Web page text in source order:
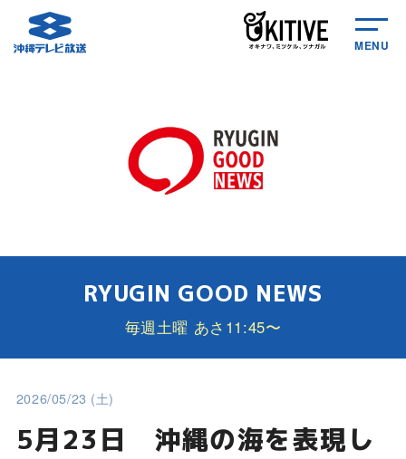
MENU
RYUGIN GOOD NEWS
毎週土曜 あさ11:45〜
2026/05/23 (土)
5月23日 沖縄の海を表現し